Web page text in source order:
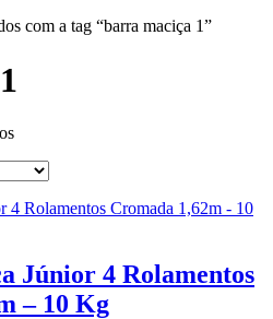
com a tag “barra maciça 1”
Classificado
mais
Júnior 4 Rolamentos
– 10 Kg